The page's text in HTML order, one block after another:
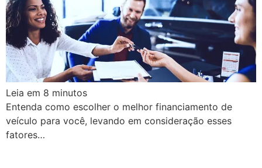
Leia em 8 minutos
Entenda como escolher o melhor financiamento de
veículo para você, levando em consideração esses
fatores…